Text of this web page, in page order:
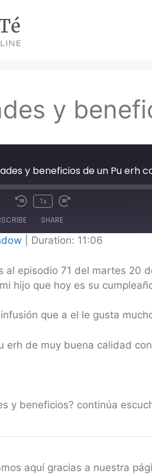
y
y beneficios de un Pu erh
1x
SHARE
Duration: 11:06
al episodio 71 del martes 20
hijo que hoy es su
que a el le gusta
erh de muy buena calidad
y beneficios? continúa
aquí gracias a nuestra